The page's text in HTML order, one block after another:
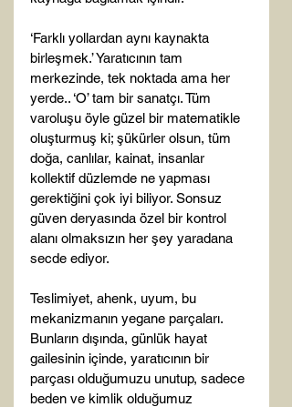
‘Farklı yollardan aynı kaynakta
birleşmek.’ Yaratıcının tam
merkezinde, tek noktada ama her
yerde.. ‘O’ tam bir sanatçı. Tüm
varoluşu öyle güzel bir matematikle
oluşturmuş ki; şükürler olsun, tüm
doğa, canlılar, kainat, insanlar
kollektif düzlemde ne yapması
gerektiğini çok iyi biliyor. Sonsuz
güven deryasında özel bir kontrol
alanı olmaksızın her şey yaradana
secde ediyor.
Teslimiyet, ahenk, uyum, bu
mekanizmanın yegane parçaları.
Bunların dışında, günlük hayat
gailesinin içinde, yaratıcının bir
parçası olduğumuzu unutup, sadece
beden ve kimlik olduğumuz